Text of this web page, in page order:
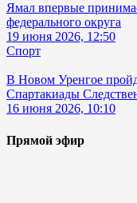
Ямал впервые
федерального округа
19 июня 2026, 12:50
Спорт
В Новом Уренгое
Спартакиады
16 июня 2026, 10:10
Прямой эфир